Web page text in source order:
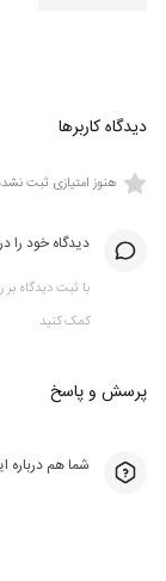
دیدگاه کاربرها
هنوز امتیازی ثبت
دیدگاه خود را
با ثبت دیدگاه
کمک کنید
پرسش و پاسخ
شما هم درباره